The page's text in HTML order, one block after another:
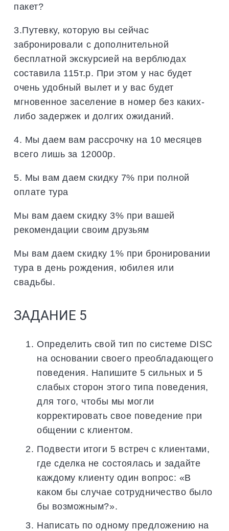
пакет?
3.Путевку, которую вы сейчас
забронировали с дополнительной
бесплатной экскурсией на верблюдах
составила 115т.р. При этом у нас будет
очень удобный вылет и у вас будет
мгновенное заселение в номер без каких-
либо задержек и долгих ожиданий.
4. Мы даем вам рассрочку на 10 месяцев
всего лишь за 12000р.
5. Мы вам даем скидку 7% при полной
оплате тура
Мы вам даем скидку 3% при вашей
рекомендации своим друзьям
Мы вам даем скидку 1% при бронировании
тура в день рождения, юбилея или
свадьбы.
ЗАДАНИЕ 5
Определить свой тип по системе DISC
на основании своего преобладающего
поведения. Напишите 5 сильных и 5
слабых сторон этого типа поведения,
для того, чтобы мы могли
корректировать свое поведение при
общении с клиентом.
Подвести итоги 5 встреч с клиентами,
где сделка не состоялась и задайте
каждому клиенту один вопрос: «В
каком бы случае сотрудничество было
бы возможным?».
Написать по одному предложению на